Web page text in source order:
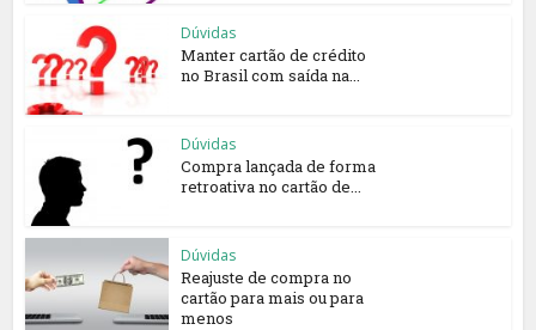
Dúvidas
Manter cartão de crédito
no Brasil com saída na...
Dúvidas
Compra lançada de forma
retroativa no cartão de...
Dúvidas
Reajuste de compra no
cartão para mais ou para
menos